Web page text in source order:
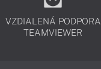
VZDIALENÁ PODPORA
TEAMVIEWER